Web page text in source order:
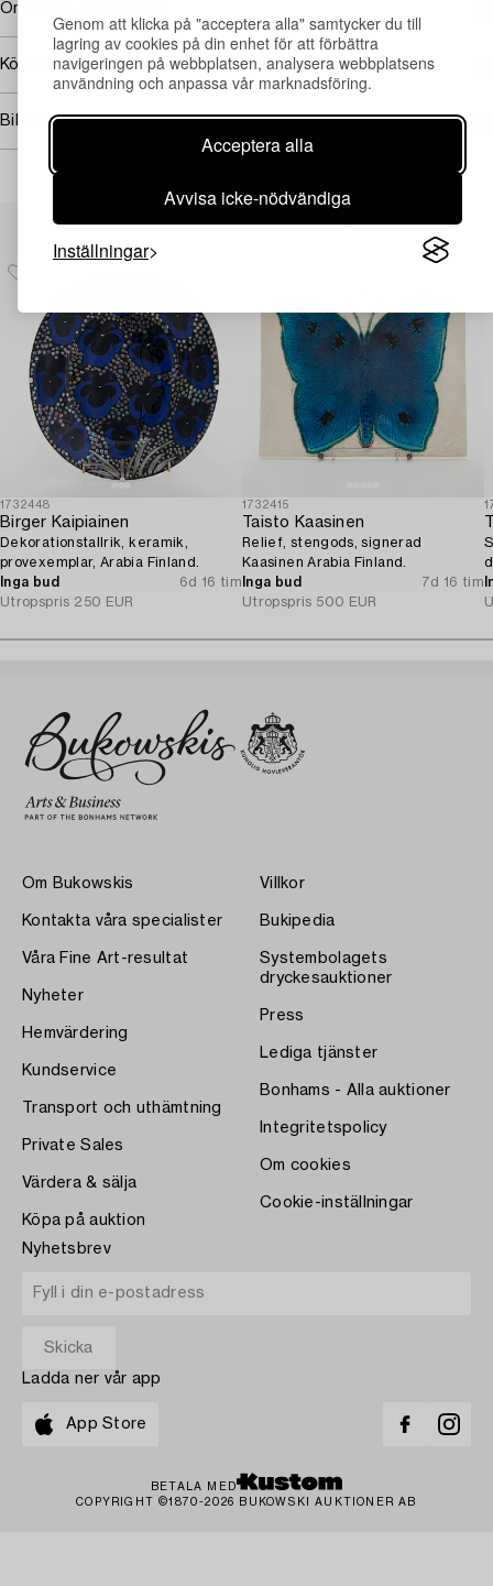
Genom att klicka på "acceptera alla" samtycker du till
lagring av cookies på din enhet för att förbättra
navigeringen på webbplatsen, analysera webbplatsens
användning och anpassa vår marknadsföring.
Acceptera alla
Avvisa icke-nödvändiga
Inställningar
Omfattas av följerätt
Köpinformation
Bildrättigheter
1732448
Birger Kaipiainen
Dekorationstallrik, keramik,
provexemplar, Arabia Finland.
Inga bud
6d 16 tim
Utropspris 250 EUR
1732415
Taisto Kaasinen
Relief, stengods, signerad
Kaasinen Arabia Finland.
Inga bud
7d 16 tim
Utropspris 500 EUR
Om Bukowskis
Kontakta våra specialister
Våra Fine Art-resultat
Nyheter
Hemvärdering
Kundservice
Transport och uthämtning
Private Sales
Värdera & sälja
Köpa på auktion
Villkor
Bukipedia
Systembolagets
dryckesauktioner
Press
Lediga tjänster
Bonhams - Alla auktioner
Integritetspolicy
Om cookies
Cookie-inställningar
Nyhetsbrev
Ladda ner vår app
App Store
BETALA MED
COPYRIGHT ©1870-2026 BUKOWSKI AUKTIONER AB